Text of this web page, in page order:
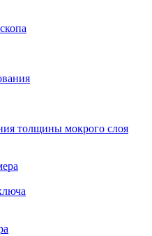
толщины мокрого слоя